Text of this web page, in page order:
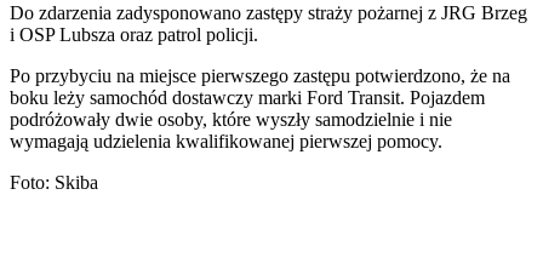
Do zdarzenia zadysponowano zastępy straży pożarnej z JRG Brzeg
i OSP Lubsza oraz patrol policji.
Po przybyciu na miejsce pierwszego zastępu potwierdzono, że na
boku leży samochód dostawczy marki Ford Transit. Pojazdem
podróżowały dwie osoby, które wyszły samodzielnie i nie
wymagają udzielenia kwalifikowanej pierwszej pomocy.
Foto: Skiba